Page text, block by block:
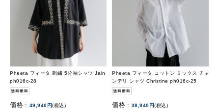
Pheeta フィータ 刺繍 5分袖シャツ Jain
ph016c-28
価格 : 49,940円(税込)
Pheeta フィータ コットン ミックス チャ
ンデリ シャツ Christine ph016c-25
価格 : 38,940円(税込)